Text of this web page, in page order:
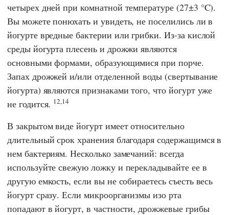
четырех дней при комнатной температуре (27±3 °C).
Вы можете понюхать и увидеть, не поселились ли в
йогурте вредные бактерии или грибки. Из-за кислой
среды йогурта плесень и дрожжи являются
основными формами, образующимися при порче.
Запах дрожжей и/или отделенной воды (свертывание
йогурта) являются признаками того, что йогурт уже
не годится. 12,14
В закрытом виде йогурт имеет относительно
длительный срок хранения благодаря содержащимся в
нем бактериям. Несколько замечаний: всегда
используйте свежую ложку и перекладывайте ее в
другую емкость, если вы не собираетесь съесть весь
йогурт сразу. Если микроорганизмы изо рта
попадают в йогурт, в частности, дрожжевые грибы